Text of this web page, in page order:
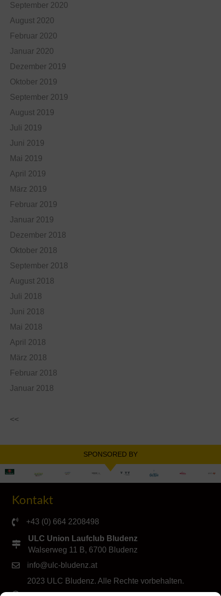
September 2020
August 2020
Februar 2020
Januar 2020
Dezember 2019
Oktober 2019
September 2019
August 2019
Juli 2019
Juni 2019
Mai 2019
April 2019
März 2019
Februar 2019
Januar 2019
Dezember 2018
Oktober 2018
September 2018
August 2018
Juli 2018
Juni 2018
Mai 2018
April 2018
März 2018
Februar 2018
Januar 2018
<<
SPONSORED BY
Kontakt
+43 (0) 664 2208498
ULC Union Laufclub Bludenz
Walserweg 11 B, 6700 Bludenz
info@ulc-bludenz.at
2023 ULC Bludenz. Alle Rechte vorbehalten.